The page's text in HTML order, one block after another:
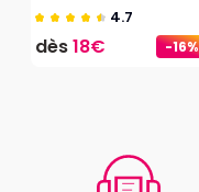
-16%
4.7
dès18€